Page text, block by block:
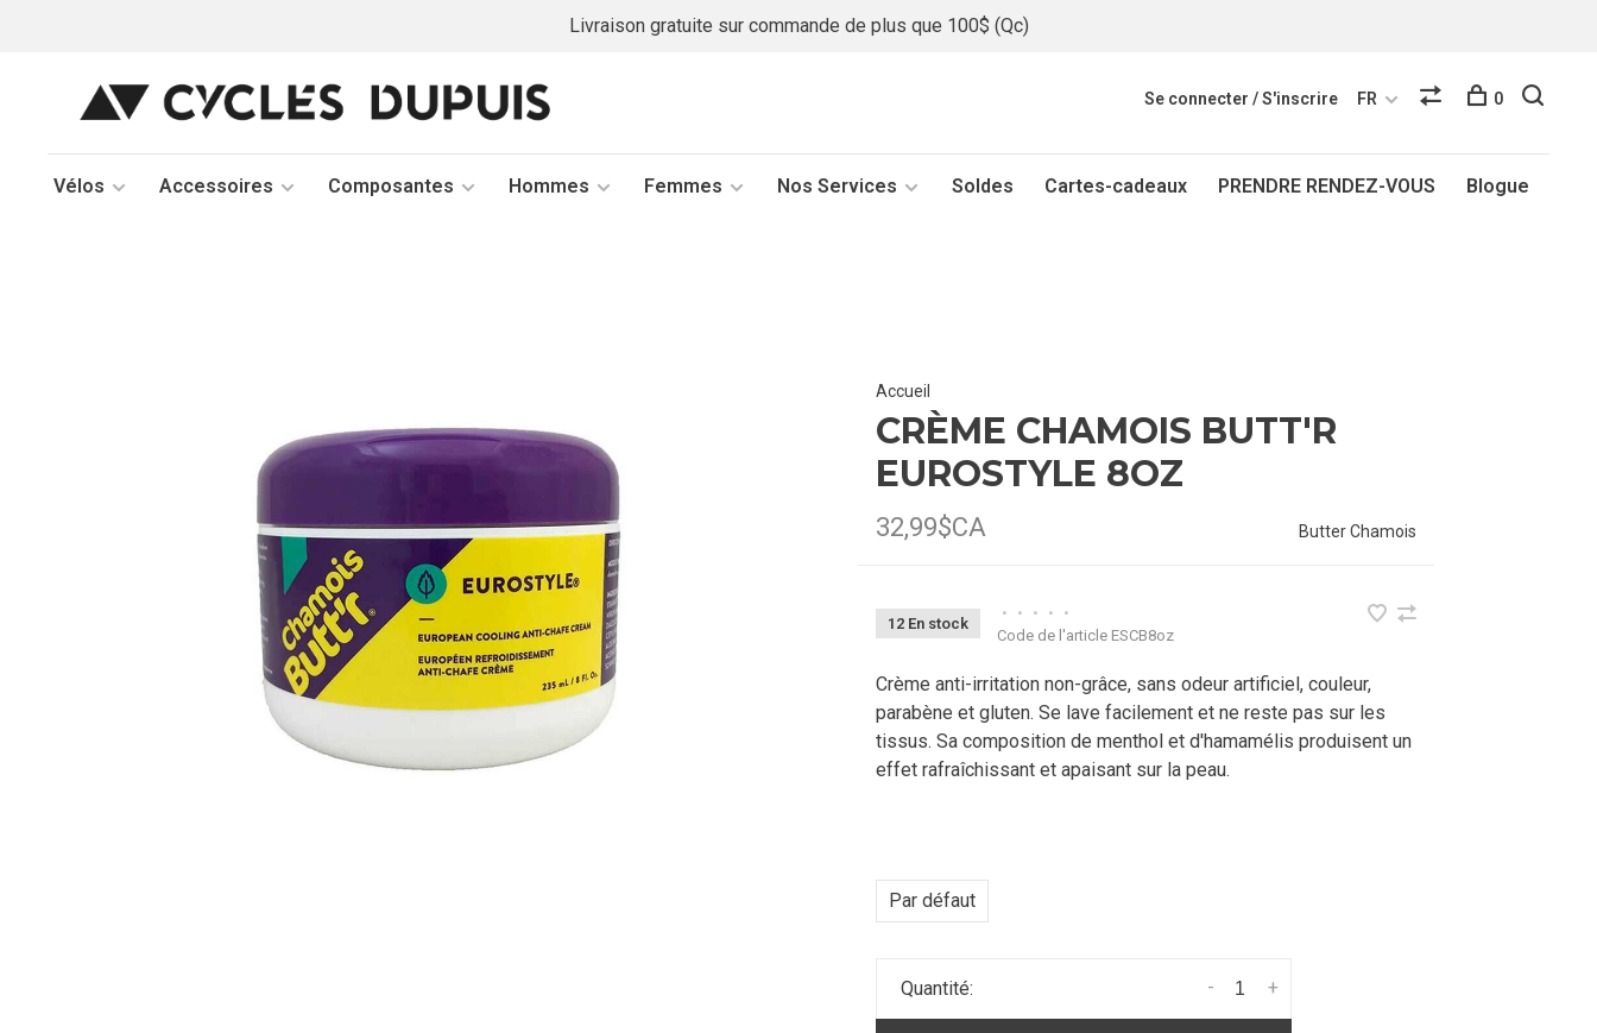
Livraison gratuite sur commande de plus que 100$ (Qc)
Vélos Accessoires Composantes Hommes Femmes Nos Services Soldes Cartes-cadeaux PRENDRE RENDEZ-VOUS Blogue
Se connecter / S'inscrire FR 0
Accueil
CRÈME CHAMOIS BUTT'R
EUROSTYLE 8OZ
32,99$CA Butter Chamois
12 En stock
• • • •
•
Code de l'article ESCB8oz
Crème anti-irritation non-grâce, sans odeur artificiel, couleur,
parabène et gluten. Se lave facilement et ne reste pas sur les
tissus. Sa composition de menthol et d'hamamélis produisent un
effet rafraîchissant et apaisant sur la peau.
Par défaut
Quantité: +
-